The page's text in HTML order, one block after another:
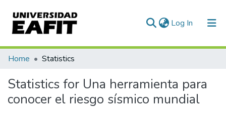
Log In (current)
Communities & Collections
All of DSpace
Home Statistics
Statistics for Una herramienta para
conocer el riesgo sísmico mundial